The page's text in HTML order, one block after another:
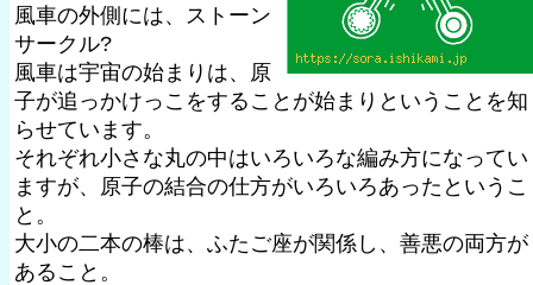
風車の外側には、ストーン
サークル?
風車は宇宙の始まりは、原
子が追っかけっこをすることが始まりということを知
らせています。
それぞれ小さな丸の中はいろいろな編み方になってい
ますが、原子の結合の仕方がいろいろあったというこ
と。
大小の二本の棒は、ふたご座が関係し、善悪の両方が
あること。